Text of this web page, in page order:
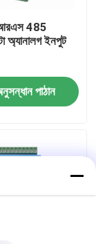
485
অ্যানালগ ইনপুট
পাঠান